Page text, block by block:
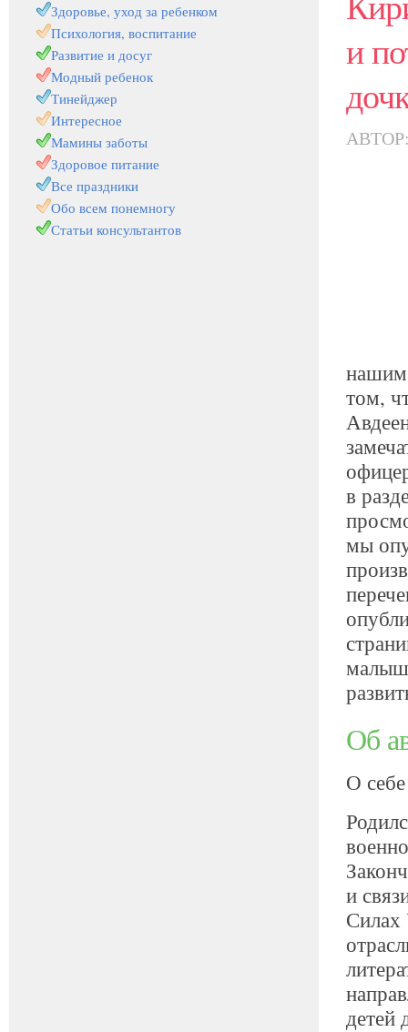
и
нашим
том,
в
мы
Об
О
и
Силах
детей
Здоровье, уход за ребенком
Психология, воспитание
Развитие и досуг
Модный ребенок
Тинейджер
Интересное
Мамины заботы
Здоровое питание
Все праздники
Обо всем понемногу
Статьи консультантов